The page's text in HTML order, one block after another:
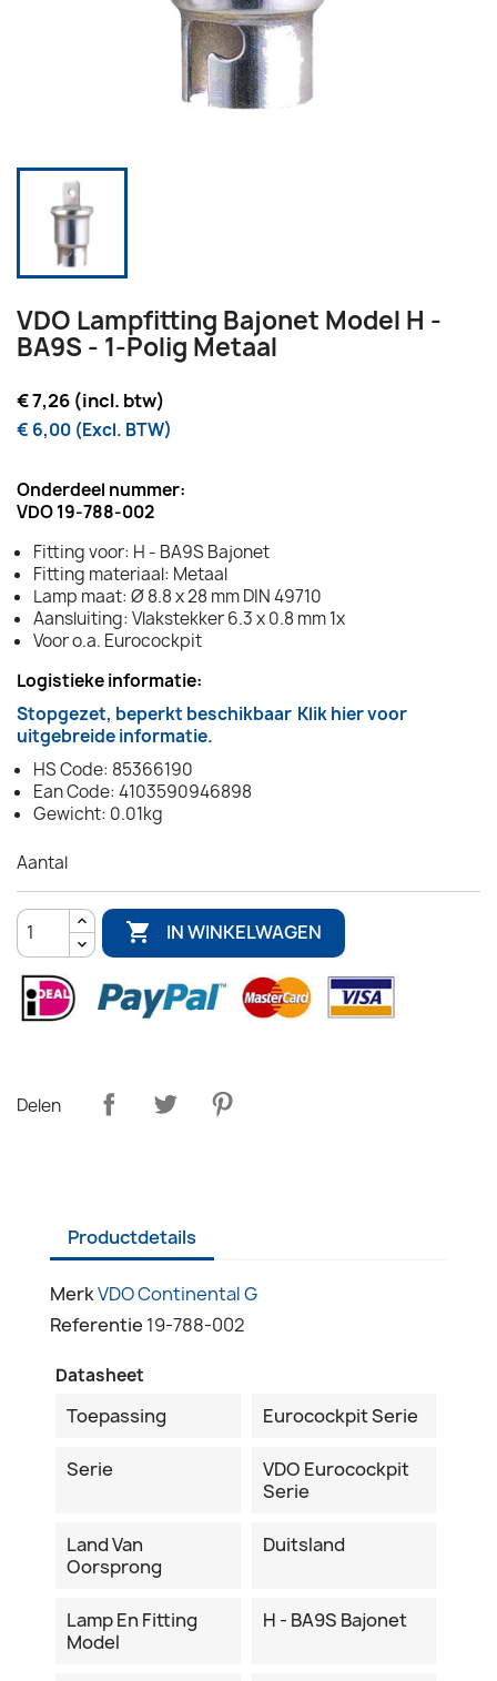
VDO Lampfitting Bajonet Model H -
BA9S - 1-Polig Metaal
€ 7,26 (incl. btw)
€ 6,00 (Excl. BTW)
Onderdeel nummer:
VDO 19-788-002
Fitting voor: H - BA9S Bajonet
Fitting materiaal: Metaal
Lamp maat: Ø 8.8 x 28 mm DIN 49710
Aansluiting: Vlakstekker 6.3 x 0.8 mm 1x
Voor o.a. Eurocockpit
Logistieke informatie:
Stopgezet, beperkt beschikbaar Klik hier voor
uitgebreide informatie.
HS Code: 85366190
Ean Code: 4103590946898
Gewicht: 0.01kg
Aantal
 IN WINKELWAGEN
Delen
Productdetails
MerkVDO Continental G
Referentie 19-788-002
Datasheet
Toepassing Eurocockpit Serie
Serie
VDO Eurocockpit
Serie
Land Van
Oorsprong
Duitsland
Lamp En Fitting
Model
H - BA9S Bajonet